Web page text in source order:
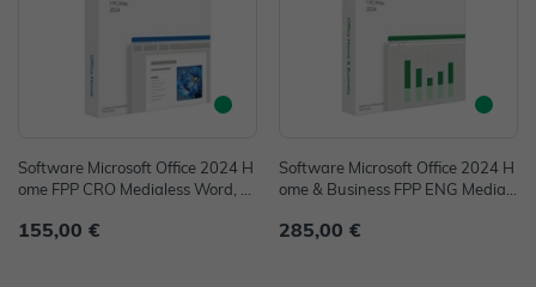
Software Microsoft Office 2024 H
ome FPP CRO Medialess Word, E
155,00 €
Software Microsoft Office 2024 H
ome & Business FPP ENG Mediale
Note, Outlook P/N: EP2-06631
285,00 €